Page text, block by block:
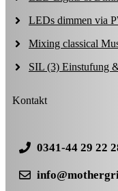
LEDs dimmen via
Mixing classical
SIL (3) Einstufung
Kontakt
0341-44 29 22